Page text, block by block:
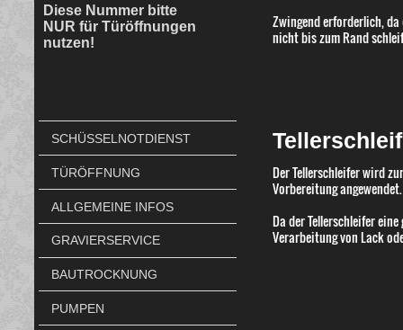
Diese Nummer bitte
NUR für Türöffnungen
nutzen!
SCHÜSSELNOTDIENST
TÜRÖFFNUNG
ALLGEMEINE INFOS
GRAVIERSERVICE
BAUTROCKNUNG
PUMPEN
Zwingend erforderlich,
nicht bis zum Rand
Der Tellerschleifer wird
Vorbereitung angewendet.
Da der Tellerschleifer
Verarbeitung von Lack